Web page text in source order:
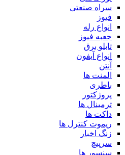
سراه صنعتی
فیوز
انواع رله
جعبه فیوز
تابلو برق
انواع آیفون
آنتن
المنت ها
باطری
پروژکتور
ترمینال ها
داکت ها
ریموت کنترل ها
زنگ اخبار
سرپیچ
سنسور ها